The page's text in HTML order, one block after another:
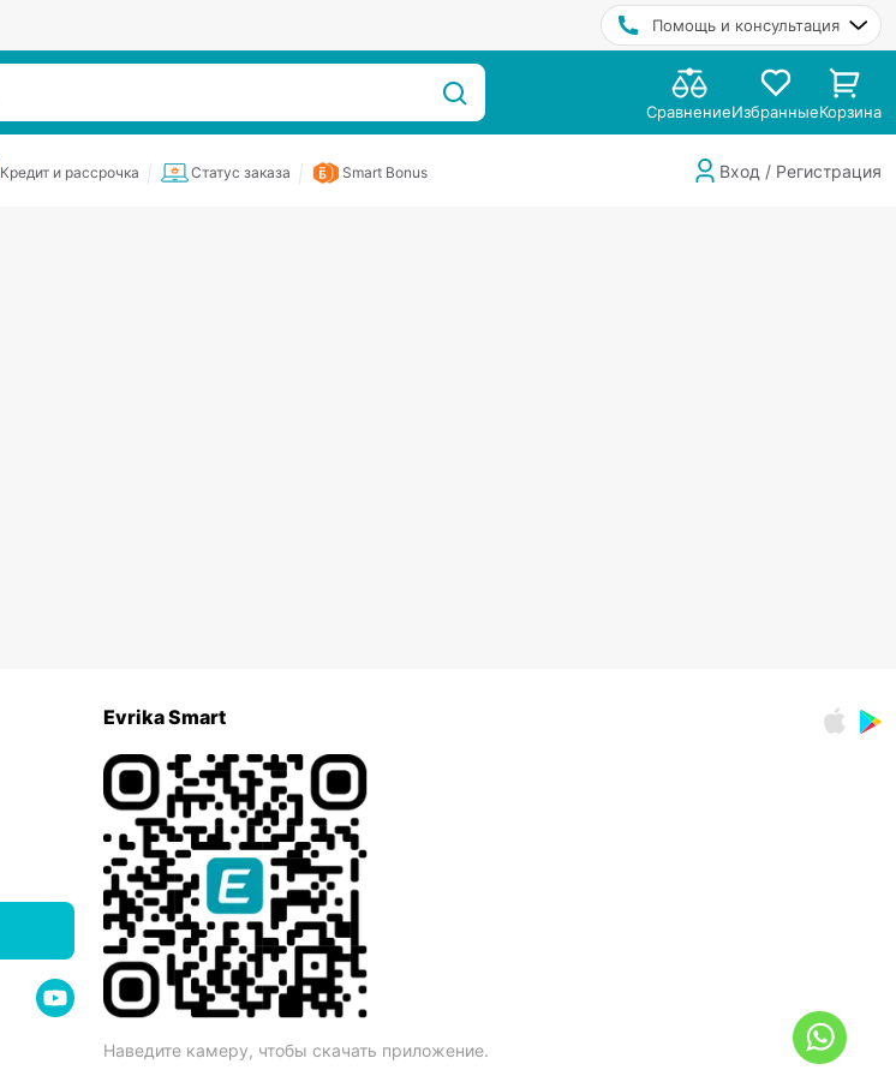
Помощь и консультация
СравнениеИзбранныеКорзина
Кредит и рассрочка Статус заказа Smart Bonus Вход / Регистрация
Evrika Smart
Наведите камеру, чтобы скачать приложение.